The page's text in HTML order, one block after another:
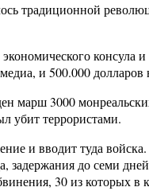
традиционной
и 500.000
марш 3000
убит террористами.
и вводит туда
до семи
30 из которых в